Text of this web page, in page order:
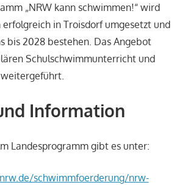
„NRW kann schwimmen!“ wird
erfolgreich in Troisdorf umgesetzt und
bis 2028 bestehen. Das Angebot
Schulschwimmunterricht und
Information
Landesprogramm gibt es unter:
schwimmfoerderung/nrw-